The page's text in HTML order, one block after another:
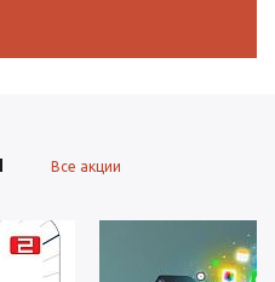
Все акции